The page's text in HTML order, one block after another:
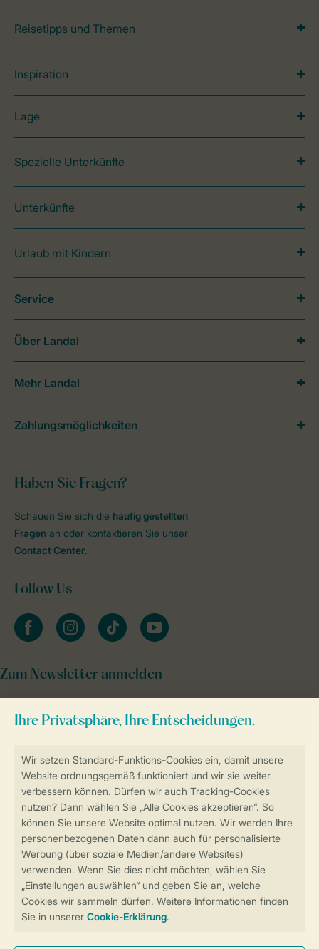
Sicherstellung Deiner Privatsphäre
Sicher und schnell zur Online-Buchung
Sichere Datenübertragung
Sicheres Bezahlen
Reisetipps und Themen
Inspiration
Lage
Spezielle Unterkünfte
Unterkünfte
Urlaub mit Kindern
Haben Sie Fragen?
Schauen Sie sich die häufig gestellten
Fragen an oder kontaktieren Sie unser
Contact Center.
Follow Us
facebookinstagramtiktok youtube
Zum Newsletter anmelden
Service
Über Landal
Mehr Landal
Zahlungsmöglichkeiten